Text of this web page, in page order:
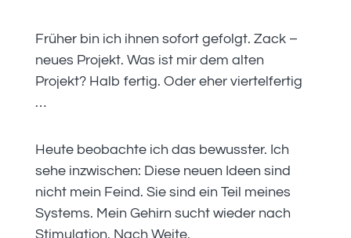
Früher bin ich ihnen sofort gefolgt. Zack –
neues Projekt. Was ist mir dem alten
Projekt? Halb fertig. Oder eher viertelfertig
…
Heute beobachte ich das bewusster. Ich
sehe inzwischen: Diese neuen Ideen sind
nicht mein Feind. Sie sind ein Teil meines
Systems. Mein Gehirn sucht wieder nach
Stimulation. Nach Weite.